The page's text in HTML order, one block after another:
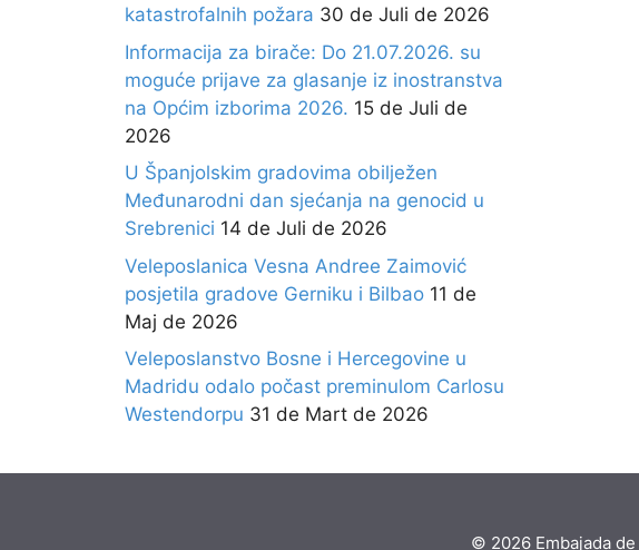
katastrofalnih požara 30 de Juli de 2026
Informacija za birače: Do 21.07.2026. su
moguće prijave za glasanje iz inostranstva
na Općim izborima 2026. 15 de Juli de
2026
U Španjolskim gradovima obilježen
Međunarodni dan sjećanja na genocid u
Srebrenici 14 de Juli de 2026
Veleposlanica Vesna Andree Zaimović
posjetila gradove Gerniku i Bilbao 11 de
Maj de 2026
Veleposlanstvo Bosne i Hercegovine u
Madridu odalo počast preminulom Carlosu
Westendorpu 31 de Mart de 2026
© 2026 Embajada